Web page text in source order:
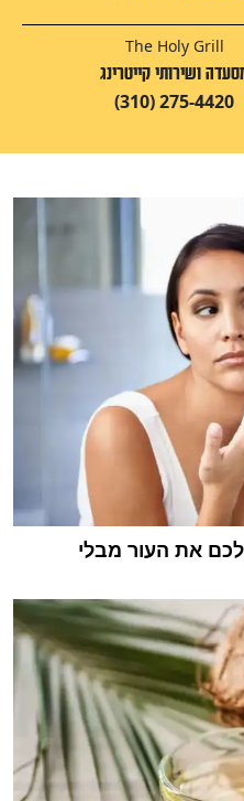
The Holy Grill
ושירותי קייטרינג
(310) 275-4420
את העור מבלי